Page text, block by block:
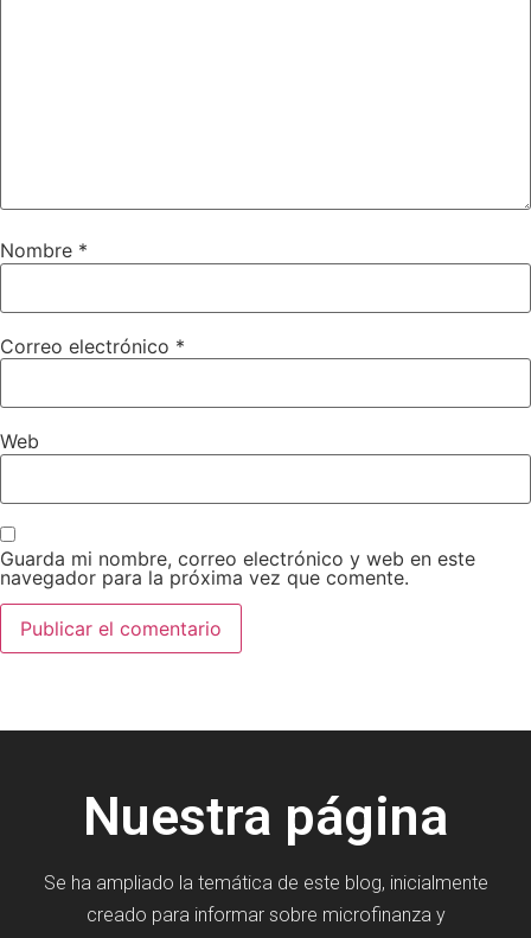
Nombre *
Correo electrónico *
Web
Guarda mi nombre, correo electrónico y web en este
navegador para la próxima vez que comente.
Nuestra página
Se ha ampliado la temática de este blog, inicialmente
creado para informar sobre microfinanza y